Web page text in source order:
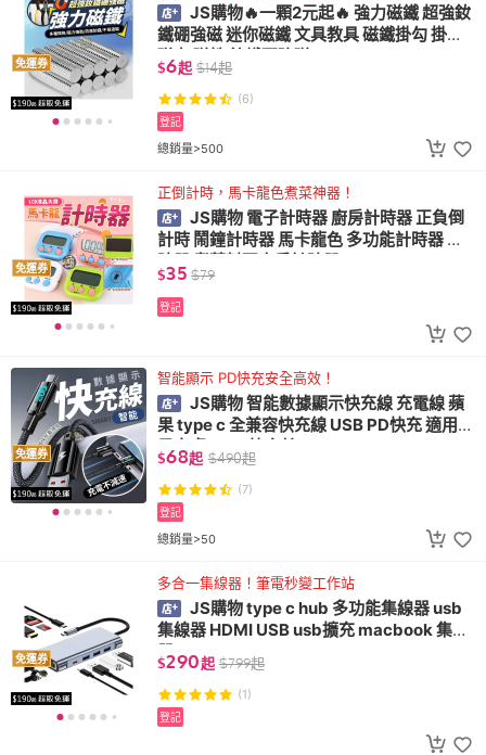
免運券
JS購物🔥一顆2元起🔥 強力磁鐵 超強釹
鐵硼強磁 迷你磁鐵 文具教具 磁鐵掛勾 掛鉤
磁力 磁性 釹鐵硼強磁
$6起 $14起
(6)
總銷量>500
登記
免運券
正倒計時，馬卡龍色煮菜神器！
JS購物 電子計時器 廚房計時器 正負倒
計時 鬧鐘計時器 馬卡龍色 多功能計時器 記
時器 煮菜料理廚房計時器
$35 $79
登記
免運券
智能顯示 PD快充安全高效！
JS購物 智能數據顯示快充線 充電線 蘋
果 type c 全兼容快充線 USB PD快充 適用蘋
果安卓 1.2M 快充線
$68起 $490起
(7)
總銷量>50
登記
免運券
多合一集線器！筆電秒變工作站
JS購物 type c hub 多功能集線器 usb
集線器 HDMI USB usb擴充 macbook 集線
器
$290起 $799起
(1)
登記